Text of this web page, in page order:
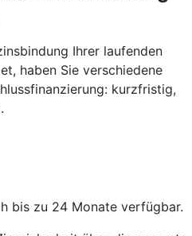
Ihrer laufenden
haben Sie verschiedene
kurzfristig,
bis zu 24 Monate verfügbar.